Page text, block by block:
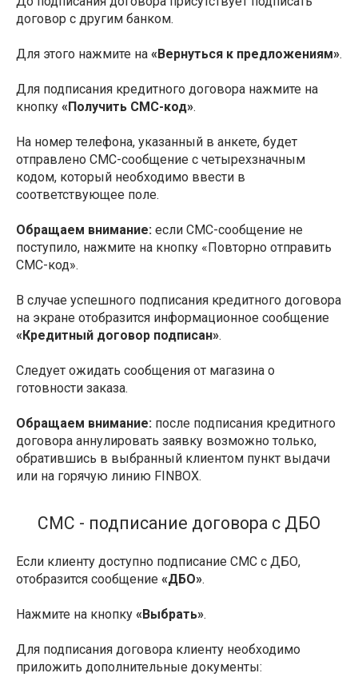
договор с другим банком.
Для этого нажмите на «Вернуться к предложениям».
Для подписания кредитного договора нажмите на
кнопку «Получить СМС-код».
На номер телефона, указанный в анкете, будет
отправлено СМС-сообщение с четырехзначным
кодом, который необходимо ввести в
соответствующее поле.
Обращаем внимание: если СМС-сообщение не
поступило, нажмите на кнопку «Повторно отправить
СМС-код».
В случае успешного подписания кредитного договора
на экране отобразится информационное сообщение
«Кредитный договор подписан».
Следует ожидать сообщения от магазина о
готовности заказа.
Обращаем внимание: после подписания кредитного
договора аннулировать заявку возможно только,
обратившись в выбранный клиентом пункт выдачи
или на горячую линию FINBOX.
СМС - подписание договора с ДБО
Если клиенту доступно подписание СМС с ДБО,
отобразится сообщение «ДБО».
Нажмите на кнопку «Выбрать».
Для подписания договора клиенту необходимо
приложить дополнительные документы: